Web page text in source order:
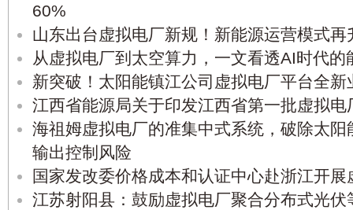
60%
山东出台虚拟电厂新规！新能源运营模式
从虚拟电厂到太空算力，一文看透AI时代的
新突破！太阳能镇江公司虚拟电厂平台全新
江西省能源局关于印发江西省第一批虚拟电
海祖姆虚拟电厂的准集中式系统，破除太
输出控制风险
国家发改委价格成本和认证中心赴浙江开展
江苏射阳县：鼓励虚拟电厂聚合分布式光